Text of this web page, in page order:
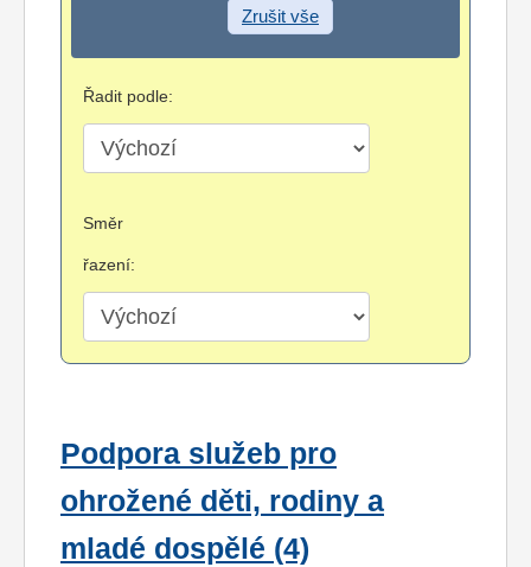
Zrušit vše
Řadit podle:
Směr
řazení:
Podpora služeb pro
ohrožené děti, rodiny a
mladé dospělé (4)